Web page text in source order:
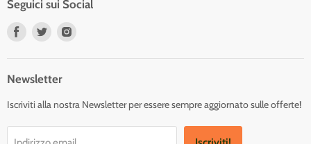
Seguici sui Social
Trovaci
Trovaci
Newsletter
Iscriviti alla nostra Newsletter per essere sempre aggiornato sulle offerte!